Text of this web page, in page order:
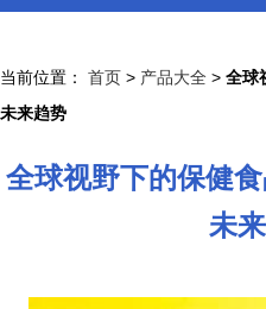
当前位置： 首页 > 产品大全 > 全球
未来趋势
全球视野下的保健
未